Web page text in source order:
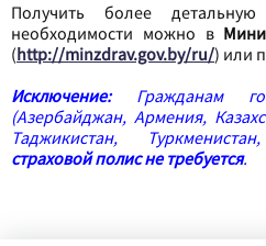
Получить более
необходимости можно в
(http://minzdrav.gov.by/ru/) или
Исключение:Гражданам
(Азербайджан, Армения,
Таджикистан,
страховой полис не требуется.